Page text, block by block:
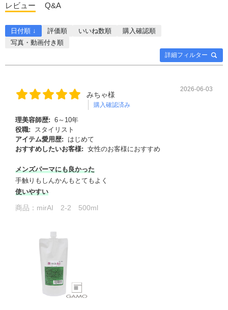
レビュー Q&A
詳細フィルター
日付順 ↓ 評価順 いいね数順
購入確認順
写真・動画付き順
みちゃ様
購入確認済み
2026-06-03
理美容師歴: 6～10年
役職:
スタイリスト
アイテム愛用歴:
はじめて
おすすめしたいお客様: 女性のお客様におすすめ
メンズパーマにも良かった
手触りもしんかんもとてもよく
使いやすい
商品： mirAI 2-2 500ml